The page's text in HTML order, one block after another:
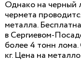
Однако на черный
чермета
металла.
в Сергиевом-
более 4 тонн
кг. Цена на